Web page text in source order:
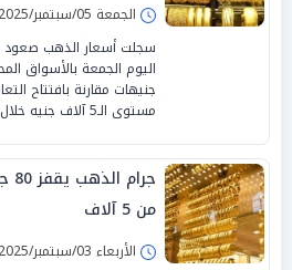
الجمعة 05/سبتمبر/2025 - 12:20 ص
سجلت أسعار الذهب صعود
مستوى الـ5 آلاف جنيه خلال الأيام الماضية.
من 5 آلاف
الأربعاء 03/سبتمبر/2025 - 12:35 ص